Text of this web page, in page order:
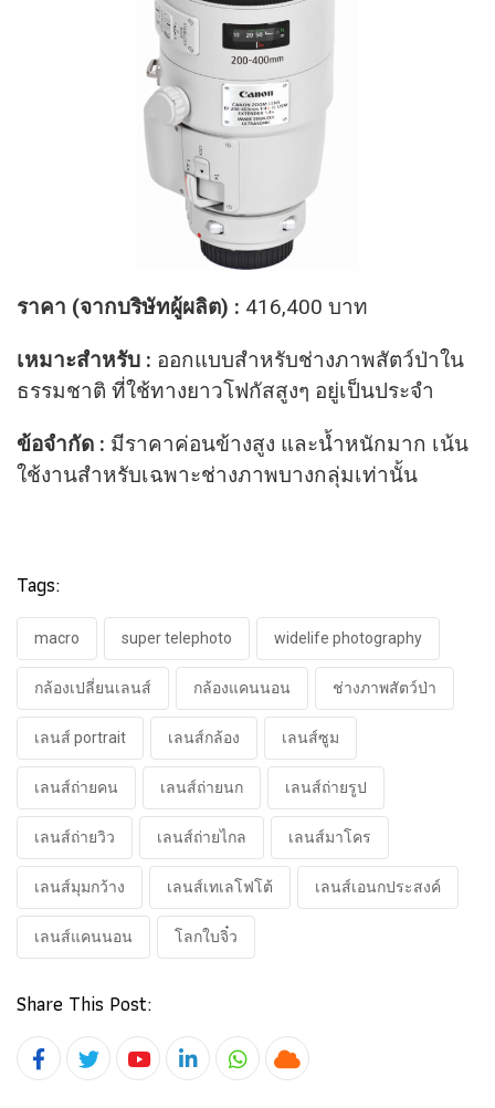
ราคา (จากบริษัทผู้ผลิต) : 416,400 บาท
เหมาะสำหรับ : ออกแบบสำหรับช่างภาพสัตว์ป่าใน
ธรรมชาติ ที่ใช้ทางยาวโฟกัสสูงๆ อยู่เป็นประจำ
ข้อจำกัด : มีราคาค่อนข้างสูง และน้ำหนักมาก เน้น
ใช้งานสำหรับเฉพาะช่างภาพบางกลุ่มเท่านั้น
Tags:
macro super telephoto widelife photography
กล้องเปลี่ยนเลนส์ กล้องแคนนอน ช่างภาพสัตว์ป่า
เลนส์ portrait เลนส์กล้อง เลนส์ซูม
เลนส์ถ่ายคน เลนส์ถ่ายนก เลนส์ถ่ายรูป
เลนส์ถ่ายวิว เลนส์ถ่ายไกล เลนส์มาโคร
เลนส์มุมกว้าง เลนส์เทเลโฟโต้ เลนส์เอนกประสงค์
เลนส์แคนนอน โลกใบจิ๋ว
Share This Post:
YoutubeLinkedInWhatsapp
Cloud